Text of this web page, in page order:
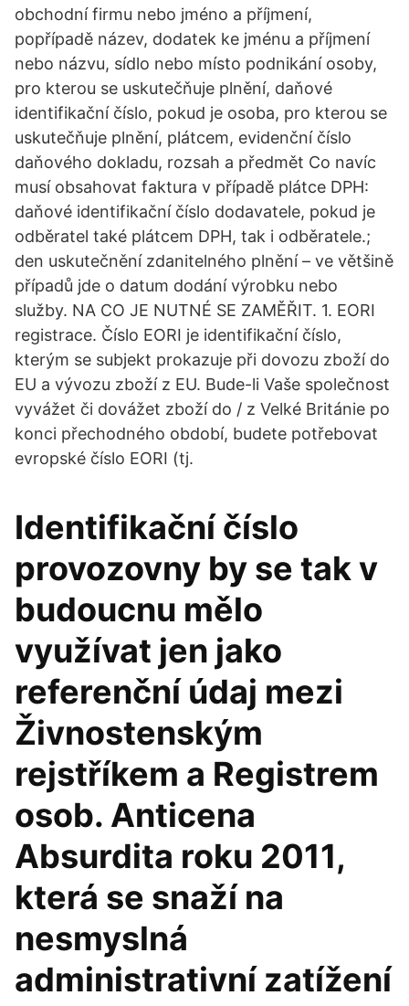
obchodní firmu nebo jméno a příjmení,
popřípadě název, dodatek ke jménu a příjmení
nebo názvu, sídlo nebo místo podnikání osoby,
pro kterou se uskutečňuje plnění, daňové
identifikační číslo, pokud je osoba, pro kterou se
uskutečňuje plnění, plátcem, evidenční číslo
daňového dokladu, rozsah a předmět Co navíc
musí obsahovat faktura v případě plátce DPH:
daňové identifikační číslo dodavatele, pokud je
odběratel také plátcem DPH, tak i odběratele.;
den uskutečnění zdanitelného plnění – ve většině
případů jde o datum dodání výrobku nebo
služby. NA CO JE NUTNÉ SE ZAMĚŘIT. 1. EORI
registrace. Číslo EORI je identifikační číslo,
kterým se subjekt prokazuje při dovozu zboží do
EU a vývozu zboží z EU. Bude-li Vaše společnost
vyvážet či dovážet zboží do / z Velké Británie po
konci přechodného období, budete potřebovat
evropské číslo EORI (tj.
Identifikační číslo
provozovny by se tak v
budoucnu mělo
využívat jen jako
referenční údaj mezi
Živnostenským
rejstříkem a Registrem
osob. Anticena
Absurdita roku 2011,
která se snaží na
nesmyslná
administrativní zatížení